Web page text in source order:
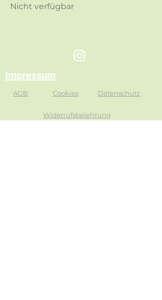
Nicht verfügbar
Impressum
AGB Cookies Datenschutz
Widerrufsbelehrung